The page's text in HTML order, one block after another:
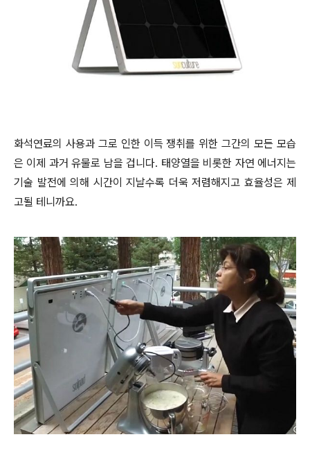
화석연료의 사용과 그로 인한 이득 쟁취를 위한 그간의 모든 모습
은 이제 과거 유물로 남을 겁니다. 태양열을 비롯한 자연 에너지는
기술 발전에 의해 시간이 지날수록 더욱 저렴해지고 효율성은 제
고될 테니까요.